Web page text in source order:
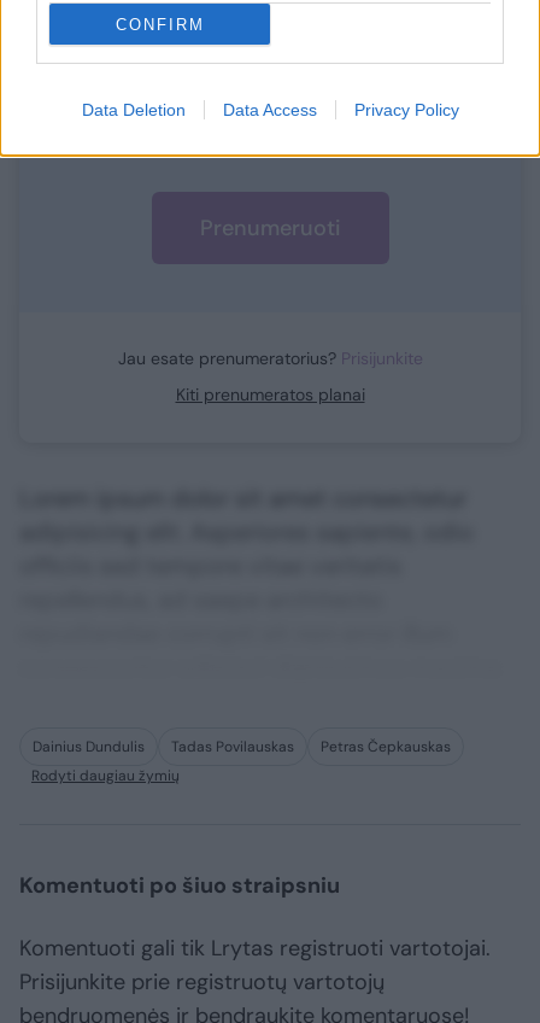
CONFIRM
Data Deletion Data Access Privacy Policy
Prisijunkite prie mūsų bendruomenės ir tapkite
prenumeratoriumi
Vos nuo 1 Eur / mėn.
Prenumeruoti
Jau esate prenumeratorius? Prisijunkite
Kiti prenumeratos planai
Dainius Dundulis Tadas Povilauskas
Petras Čepkauskas
Rodyti daugiau žymių
Komentuoti po šiuo straipsniu
Komentuoti gali tik Lrytas registruoti vartotojai.
Prisijunkite prie registruotų vartotojų
bendruomenės ir bendraukite komentaruose!